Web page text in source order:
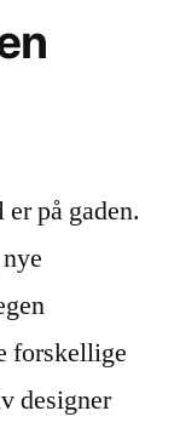
på gaden.
forskellige
designer